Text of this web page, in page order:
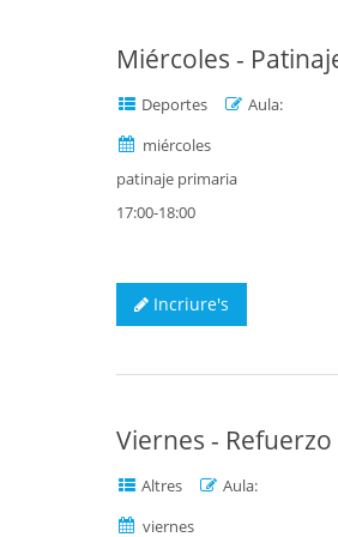
Miércoles -
Deportes
Aula:
miércoles
patinaje primaria
17:00-18:00
Incriure's
Viernes - Refuerzo
Altres
Aula:
viernes